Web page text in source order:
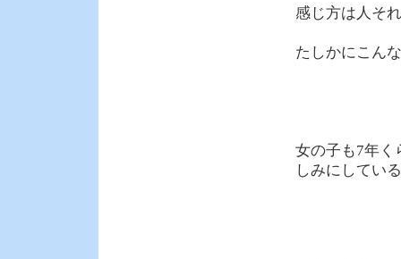
感じ方は人そ
たしかにこん
女の子も7年く
しみにしてい